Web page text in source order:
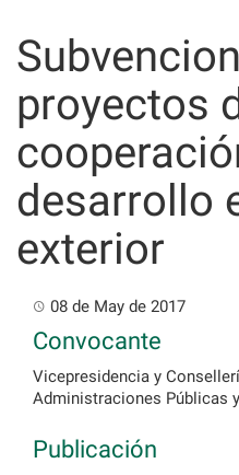
content
proyectos
desarrollo
exterior
08 de May de 2017
Convocante
Vicepresidencia y
Administraciones Públicas
Publicación